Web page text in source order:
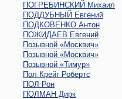
ПОГРЕБИНСКИЙ Михаил
ПОДДУБНЫЙ Евгений
ПОДКОВЕНКО Антон
ПОЖИДАЕВ Евгений
Позывной «Москвич»
Позывной «Москвич»
Позывной «Тимур»
Пол Крейг Робертс
ПОЛ Рон
ПОЛМАН Дирк